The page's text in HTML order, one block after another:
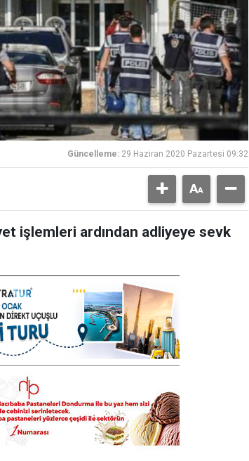
Güncelleme: 29 Haziran 2020 Pazartesi 09:32
işlemleri ardından adliyeye sevk